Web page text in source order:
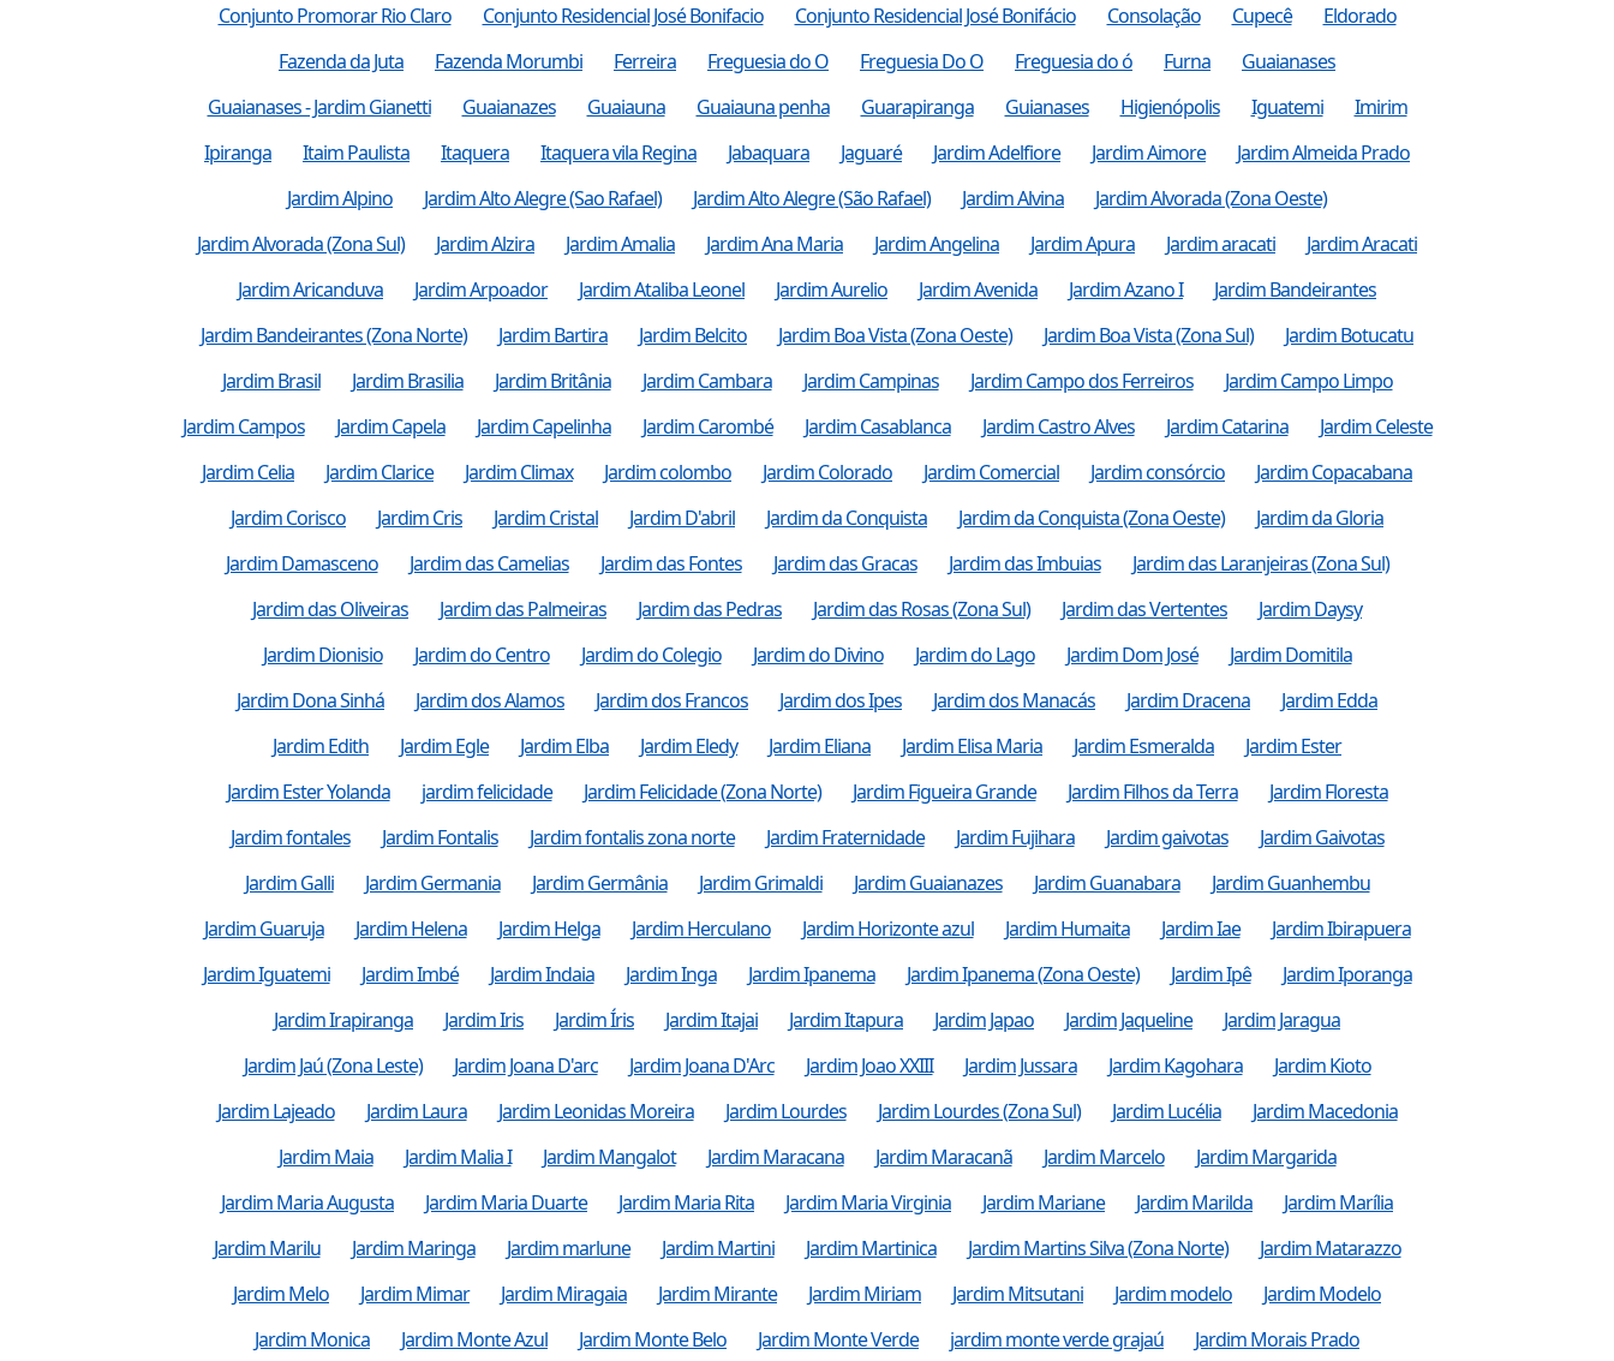
Conjunto Promorar Rio Claro
Conjunto Residencial José Bonifacio Conjunto Residencial José Bonifácio Consolação Cupecê
Eldorado
Fazenda da Juta
Fazenda Morumbi Ferreira Freguesia do O Freguesia Do O Freguesia do ó Furna
Guaianases
Guaianases - Jardim Gianetti
Guaianazes Guaiauna Guaiauna penha Guarapiranga Guianases Higienópolis Iguatemi
Imirim
Ipiranga
Itaim Paulista Itaquera Itaquera vila Regina Jabaquara Jaguaré Jardim Adelfiore Jardim Aimore
Jardim Almeida Prado
Jardim Alpino
Jardim Alto Alegre (Sao Rafael) Jardim Alto Alegre (São Rafael) Jardim Alvina
Jardim Alvorada (Zona Oeste)
Jardim Alvorada (Zona Sul)
Jardim Alzira Jardim Amalia Jardim Ana Maria Jardim Angelina Jardim Apura Jardim aracati
Jardim Aracati
Jardim Aricanduva
Jardim Arpoador Jardim Ataliba Leonel Jardim Aurelio Jardim Avenida Jardim Azano I
Jardim Bandeirantes
Jardim Bandeirantes (Zona Norte)
Jardim Bartira Jardim Belcito Jardim Boa Vista (Zona Oeste) Jardim Boa Vista (Zona Sul)
Jardim Botucatu
Jardim Brasil
Jardim Brasilia Jardim Britânia Jardim Cambara Jardim Campinas Jardim Campo dos Ferreiros
Jardim Campo Limpo
Jardim Campos
Jardim Capela Jardim Capelinha Jardim Carombé Jardim Casablanca Jardim Castro Alves Jardim Catarina
Jardim Celeste
Jardim Celia
Jardim Clarice Jardim Climax Jardim colombo Jardim Colorado Jardim Comercial Jardim consórcio
Jardim Copacabana
Jardim Corisco
Jardim Cris Jardim Cristal Jardim D'abril Jardim da Conquista Jardim da Conquista (Zona Oeste)
Jardim da Gloria
Jardim Damasceno
Jardim das Camelias Jardim das Fontes Jardim das Gracas Jardim das Imbuias
Jardim das Laranjeiras (Zona Sul)
Jardim das Oliveiras
Jardim das Palmeiras Jardim das Pedras Jardim das Rosas (Zona Sul) Jardim das Vertentes
Jardim Daysy
Jardim Dionisio
Jardim do Centro Jardim do Colegio Jardim do Divino Jardim do Lago Jardim Dom José
Jardim Domitila
Jardim Dona Sinhá
Jardim dos Alamos Jardim dos Francos Jardim dos Ipes Jardim dos Manacás Jardim Dracena
Jardim Edda
Jardim Edith
Jardim Egle Jardim Elba Jardim Eledy Jardim Eliana Jardim Elisa Maria Jardim Esmeralda
Jardim Ester
Jardim Ester Yolanda
jardim felicidade Jardim Felicidade (Zona Norte) Jardim Figueira Grande Jardim Filhos da Terra
Jardim Floresta
Jardim fontales
Jardim Fontalis Jardim fontalis zona norte Jardim Fraternidade Jardim Fujihara Jardim gaivotas
Jardim Gaivotas
Jardim Galli
Jardim Germania Jardim Germânia Jardim Grimaldi Jardim Guaianazes Jardim Guanabara
Jardim Guanhembu
Jardim Guaruja
Jardim Helena Jardim Helga Jardim Herculano Jardim Horizonte azul Jardim Humaita Jardim Iae
Jardim Ibirapuera
Jardim Iguatemi
Jardim Imbé Jardim Indaia Jardim Inga Jardim Ipanema Jardim Ipanema (Zona Oeste) Jardim Ipê
Jardim Iporanga
Jardim Irapiranga
Jardim Iris Jardim Íris Jardim Itajai Jardim Itapura Jardim Japao Jardim Jaqueline
Jardim Jaragua
Jardim Jaú (Zona Leste)
Jardim Joana D'arc Jardim Joana D'Arc Jardim Joao XXIII Jardim Jussara Jardim Kagohara
Jardim Kioto
Jardim Lajeado
Jardim Laura Jardim Leonidas Moreira Jardim Lourdes Jardim Lourdes (Zona Sul) Jardim Lucélia
Jardim Macedonia
Jardim Maia
Jardim Malia I Jardim Mangalot Jardim Maracana Jardim Maracanã Jardim Marcelo
Jardim Margarida
Jardim Maria Augusta
Jardim Maria Duarte Jardim Maria Rita Jardim Maria Virginia Jardim Mariane Jardim Marilda
Jardim Marília
Jardim Marilu
Jardim Maringa Jardim marlune Jardim Martini Jardim Martinica Jardim Martins Silva (Zona Norte)
Jardim Matarazzo
Jardim Melo
Jardim Mimar Jardim Miragaia Jardim Mirante Jardim Miriam Jardim Mitsutani Jardim modelo
Jardim Modelo
Jardim Monica
Jardim Monte Azul Jardim Monte Belo Jardim Monte Verde jardim monte verde grajaú
Jardim Morais Prado